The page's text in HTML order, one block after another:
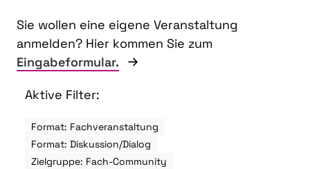
Sie wollen eine eigene Veranstaltung
anmelden? Hier kommen Sie zum
Eingabeformular.
Aktive Filter:
Format: Fachveranstaltung
Format: Diskussion/Dialog
Zielgruppe: Fach-Community